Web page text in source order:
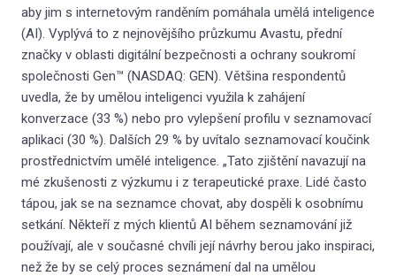
a
aby jim s internetovým randěním pomáhala umělá inteligence
(AI). Vyplývá to z nejnovějšího průzkumu Avastu, přední
značky v oblasti digitální bezpečnosti a ochrany soukromí
společnosti Gen™ (NASDAQ: GEN). Většina respondentů
uvedla, že by umělou inteligenci využila k zahájení
konverzace (33 %) nebo pro vylepšení profilu v seznamovací
aplikaci (30 %). Dalších 29 % by uvítalo seznamovací koučink
prostřednictvím umělé inteligence. „Tato zjištění navazují na
mé zkušenosti z výzkumu i z terapeutické praxe. Lidé často
tápou, jak se na seznamce chovat, aby dospěli k osobnímu
setkání. Někteří z mých klientů AI během seznamování již
používají, ale v současné chvíli její návrhy berou jako inspiraci,
než že by se celý proces seznámení dal na umělou